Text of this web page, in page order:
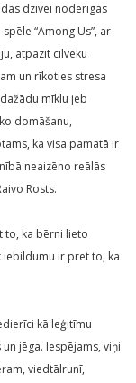
dzīvei noderīgas
“Among Us”, ar
atpazīt cilvēku
un rīkoties stresa
mīklu jeb
domāšanu,
ka visa pamatā ir
neaizēno reālās
Rosts.
to, ka bērni lieto
iebildumu ir pret to, ka
kā leģitīmu
jēga. Iespējams, viņi
viedtālrunī,